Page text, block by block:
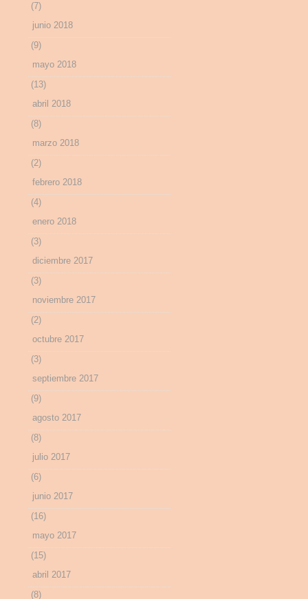
(7)
junio 2018
(9)
mayo 2018
(13)
abril 2018
(8)
marzo 2018
(2)
febrero 2018
(4)
enero 2018
(3)
diciembre 2017
(3)
noviembre 2017
(2)
octubre 2017
(3)
septiembre 2017
(9)
agosto 2017
(8)
julio 2017
(6)
junio 2017
(16)
mayo 2017
(15)
abril 2017
(8)